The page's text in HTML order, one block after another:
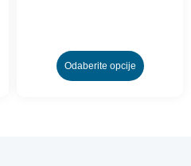
Odaberite opcije